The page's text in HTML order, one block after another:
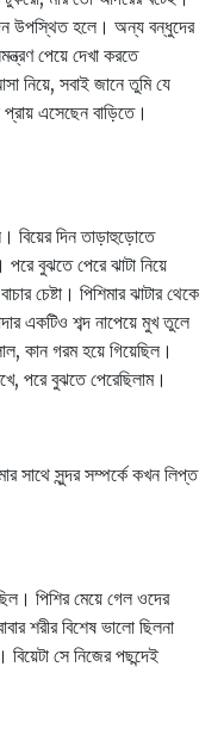
উপস্থিত হলে। অন্য বন্ধুদের
পেয়ে দেখা করতে
নিয়ে, সবাই জানে তুমি যে
প্রায় এসেছেন বাড়িতে।
বিয়ের দিন তাড়াহুড়োতে
পরে বুঝতে পেরে ঝাটা নিয়ে
চেষ্টা। পিশিমার ঝাটার থেকে
একটিও শব্দ নাপেয়ে মুখ তুলে
কান গরম হয়ে গিয়েছিল।
পরে বুঝতে পেরেছিলাম।
সাথে সুন্দর সম্পর্কে কখন লিপ্ত
পিশির মেয়ে গেল ওদের
শরীর বিশেষ ভালো ছিলনা
সে নিজের পছন্দেই